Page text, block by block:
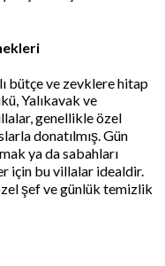
bütçe ve zevklere hitap
Yalıkavak ve
genellikle özel
donatılmış. Gün
ya da sabahları
için bu villalar idealdir.
şef ve günlük temizlik